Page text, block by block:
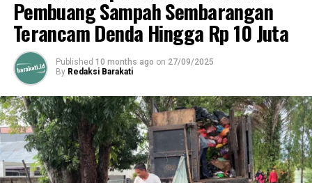
Pembuang Sampah Sembarangan
Terancam Denda Hingga Rp 10 Juta
Published 10 months ago on 27/09/2025
By Redaksi Barakati